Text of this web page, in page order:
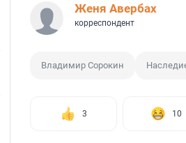
Женя Авербах
корреспондент
Владимир Сорокин
3 10